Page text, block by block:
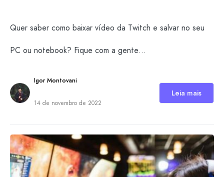
Quer saber como baixar vídeo da Twitch e salvar no seu
PC ou notebook? Fique com a gente…
Igor Montovani
14 de novembro de 2022
Leia mais